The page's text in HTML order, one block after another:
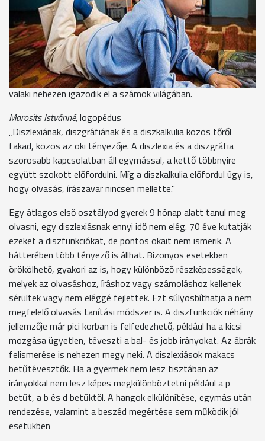
György már kinőtte az iskolapadot, mégis 14 éve küzd
diszlexiával. Ez a rendellenesség egészséges, normális
intelligenciával rendelkező gyerekeknél fordul elő, akik
feltehetően valami agyi fogyatékosságuk folytán rendkívül
nehezen tanulják meg a szavak felismerését. Diszgráfiának
nevezzük, ha az írással van probléma, és diszkalkuliának, ha
valaki nehezen igazodik el a számok világában.
Marosits Istvánné,logopédus
„Diszlexiának, diszgráfiának és a diszkalkulia közös tőről
fakad, közös az oki tényezője. A diszlexia és a diszgráfia
szorosabb kapcsolatban áll egymással, a kettő többnyire
együtt szokott előfordulni. Míg a diszkalkulia előfordul úgy is,
hogy olvasás, írászavar nincsen mellette."
Egy átlagos első osztályod gyerek 9 hónap alatt tanul meg
olvasni, egy diszlexiásnak ennyi idő nem elég. 70 éve kutatják
ezeket a diszfunkciókat, de pontos okait nem ismerik. A
hátterében több tényező is állhat. Bizonyos esetekben
örökölhető, gyakori az is, hogy különböző részképességek,
melyek az olvasáshoz, íráshoz vagy számoláshoz kellenek
sérültek vagy nem eléggé fejlettek. Ezt súlyosbíthatja a nem
megfelelő olvasás tanítási módszer is. A diszfunkciók néhány
jellemzője már pici korban is felfedezhető, például ha a kicsi
mozgása ügyetlen, téveszti a bal- és jobb irányokat. Az ábrák
felismerése is nehezen megy neki. A diszlexiások makacs
betűtévesztők. Ha a gyermek nem lesz tisztában az
irányokkal nem lesz képes megkülönböztetni például a p
betűt, a b és d betűktől. A hangok elkülönítése, egymás után
rendezése, valamint a beszéd megértése sem működik jól
esetükben